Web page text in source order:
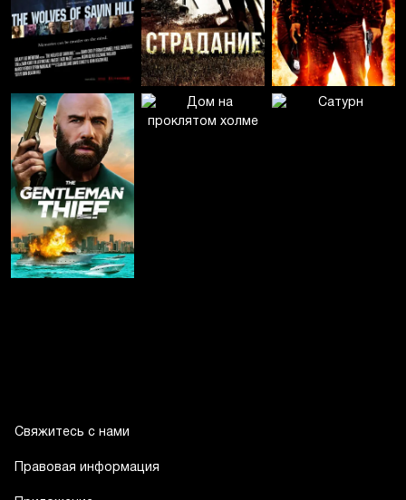
Свяжитесь с нами
Правовая информация